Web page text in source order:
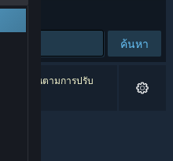
ค้นหา
กละเว้นตามการปรับ